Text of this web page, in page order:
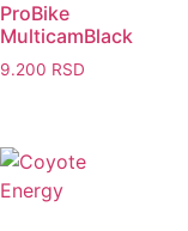
ProBike
MulticamBlack
9.200 RSD